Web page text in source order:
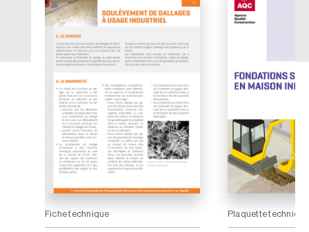
Fiche technique Plaquette technique